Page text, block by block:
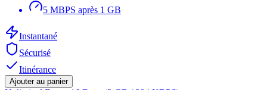
5 MBPS après 1 GB
Instantané
Sécurisé
Itinérance
Ajouter au panier